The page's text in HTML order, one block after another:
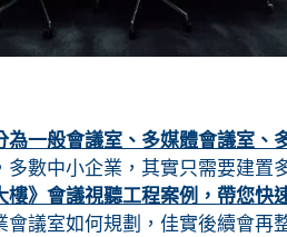
一般會議室、多媒體會議室、
多數中小企業，其實只需要建置
》會議視聽工程案例，帶您快
會議室如何規劃，佳實後續會再